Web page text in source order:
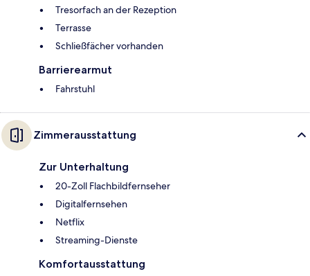
Tresorfach an der Rezeption
Terrasse
Schließfächer vorhanden
Barrierearmut
Fahrstuhl
Zimmerausstattung
Zur Unterhaltung
20-Zoll Flachbildfernseher
Digitalfernsehen
Netflix
Streaming-Dienste
Komfortausstattung